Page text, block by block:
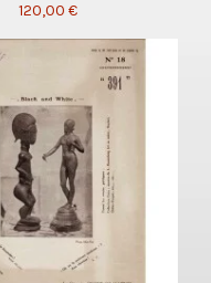
120,00 €